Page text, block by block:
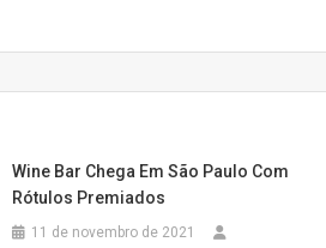
Wine Bar Chega Em São Paulo Com
Rótulos Premiados
11 de novembro de 2021